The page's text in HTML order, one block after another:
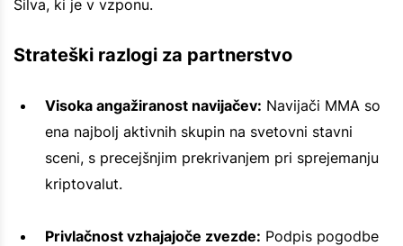
Silva, ki je v vzponu.
Strateški razlogi za partnerstvo
Visoka angažiranost navijačev: Navijači MMA so
ena najbolj aktivnih skupin na svetovni stavni
sceni, s precejšnjim prekrivanjem pri sprejemanju
kriptovalut.
Privlačnost vzhajajoče zvezde: Podpis pogodbe